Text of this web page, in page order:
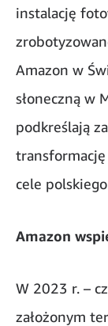
instalację
Amazon w
słoneczną w
podkreślają
cele
Amazon
W 2023 r. –
założonym